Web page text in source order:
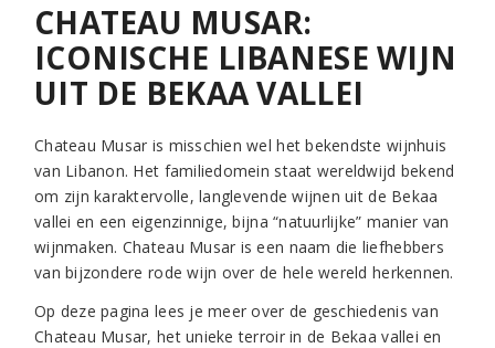
CHATEAU MUSAR:
ICONISCHE LIBANESE WIJN
UIT DE BEKAA VALLEI
Chateau Musar is misschien wel het bekendste wijnhuis
van Libanon. Het familiedomein staat wereldwijd bekend
om zijn karaktervolle, langlevende wijnen uit de Bekaa
vallei en een eigenzinnige, bijna “natuurlijke” manier van
wijnmaken. Chateau Musar is een naam die liefhebbers
van bijzondere rode wijn over de hele wereld herkennen.
Op deze pagina lees je meer over de geschiedenis van
Chateau Musar, het unieke terroir in de Bekaa vallei en